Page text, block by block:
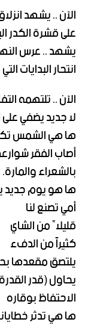
الآن .. يشهد
على قشرة الكدر
يشهد .. عرس
انتحار البدايات
الآن .. تلتهمه
لا جديد يضفي
ها هي الشمس
أصاب الفقر
بالشعراء والمارة.
ها هو يوم جديد
أمي تصنع لنا
قليلاً من الشاي
كثيراً من الدفء
يلتصق مقعدها
يحاول (قدر
الاحتفاظ بوقاره
ها هي تدثر